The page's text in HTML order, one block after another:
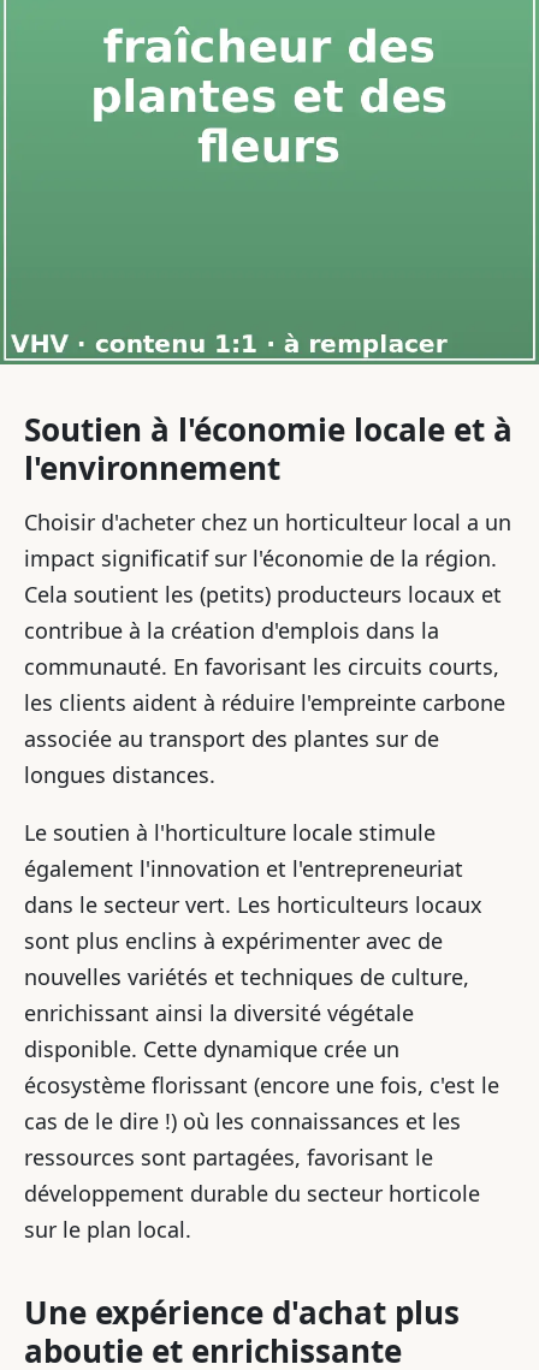
Soutien à l'économie locale et à
l'environnement
Choisir d'acheter chez un horticulteur local a un
impact significatif sur l'économie de la région.
Cela soutient les (petits) producteurs locaux et
contribue à la création d'emplois dans la
communauté. En favorisant les circuits courts,
les clients aident à réduire l'empreinte carbone
associée au transport des plantes sur de
longues distances.
Le soutien à l'horticulture locale stimule
également l'innovation et l'entrepreneuriat
dans le secteur vert. Les horticulteurs locaux
sont plus enclins à expérimenter avec de
nouvelles variétés et techniques de culture,
enrichissant ainsi la diversité végétale
disponible. Cette dynamique crée un
écosystème florissant (encore une fois, c'est le
cas de le dire !) où les connaissances et les
ressources sont partagées, favorisant le
développement durable du secteur horticole
sur le plan local.
Une expérience d'achat plus
aboutie et enrichissante